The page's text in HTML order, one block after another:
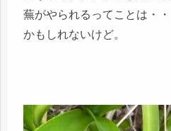
蕪がやられるってことは・
かもしれないけど。